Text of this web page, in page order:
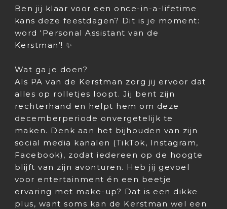
Ben jij klaar voor een once-in-a-lifetime
kans deze feestdagen? Dit is je moment:
word ‘Personal Assistant van de
Kerstman’! ✨
Wat ga je doen?
Als PA van de Kerstman zorg jij ervoor dat
alles op rolletjes loopt. Jij bent zijn
rechterhand en helpt hem om deze
decemberperiode onvergetelijk te
maken. Denk aan het bijhouden van zijn
social media kanalen (TikTok, Instagram,
Facebook), zodat iedereen op de hoogte
blijft van zijn avonturen. Heb jij gevoel
voor entertainment én een beetje
ervaring met make-up? Dat is een dikke
plus, want soms kan de Kerstman wel een